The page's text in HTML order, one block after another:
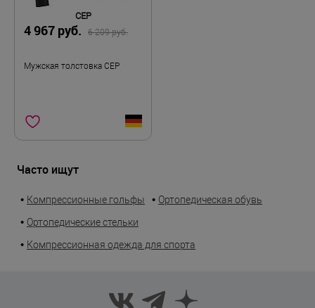
CEP
4 967 руб. 6 209 руб.
Мужская толстовка CEP
Часто ищут
• Компрессионные гольфы • Ортопедическая обувь
• Ортопедические стельки
• Компрессионная одежда для спорта